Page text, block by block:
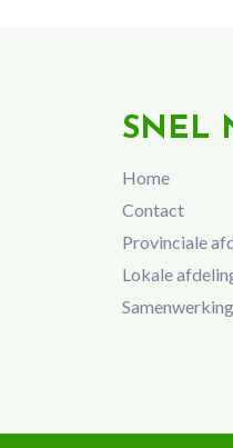
SNEL
Home
Contact
Provinciale
Lokale